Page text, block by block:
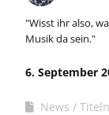
"Wisst ihr also,
Musik da sein."
6. September
News